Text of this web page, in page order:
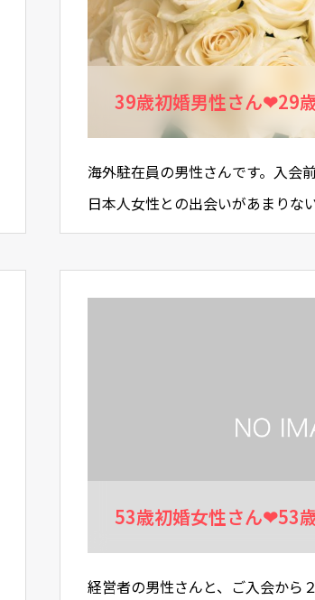
39歳初婚男性さん❤29
海外駐在員の男性さんです。入会
日本人女性との出会いがあまりな
ならないことなど、色々な悩みの
53歳初婚女性さん❤53
経営者の男性さんと、ご入会から